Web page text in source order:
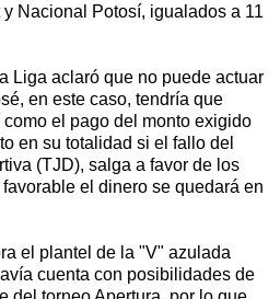
Nacional Potosí, igualados a 11
Liga aclaró que no puede actuar
en este caso, tendría que
el pago del monto exigido
en su totalidad si el fallo del
(TJD), salga a favor de los
el dinero se quedará en
el plantel de la "V" azulada
cuenta con posibilidades de